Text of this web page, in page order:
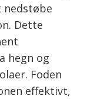
Dette
hegn og
Foden
effektivt,